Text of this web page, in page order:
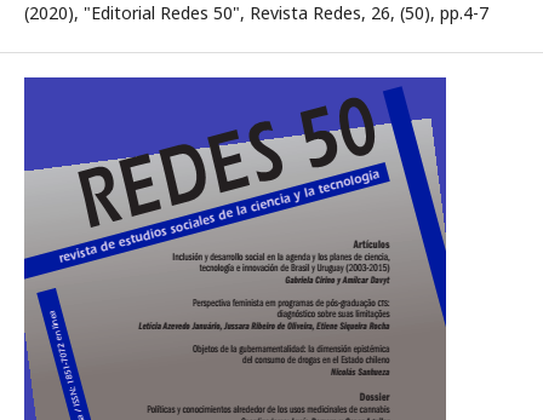
(2020), "Editorial Redes 50", Revista Redes, 26, (50), pp.4-7